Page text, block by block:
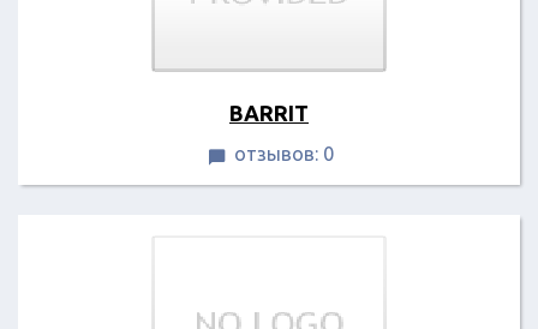
BARRIT
 отзывов: 0